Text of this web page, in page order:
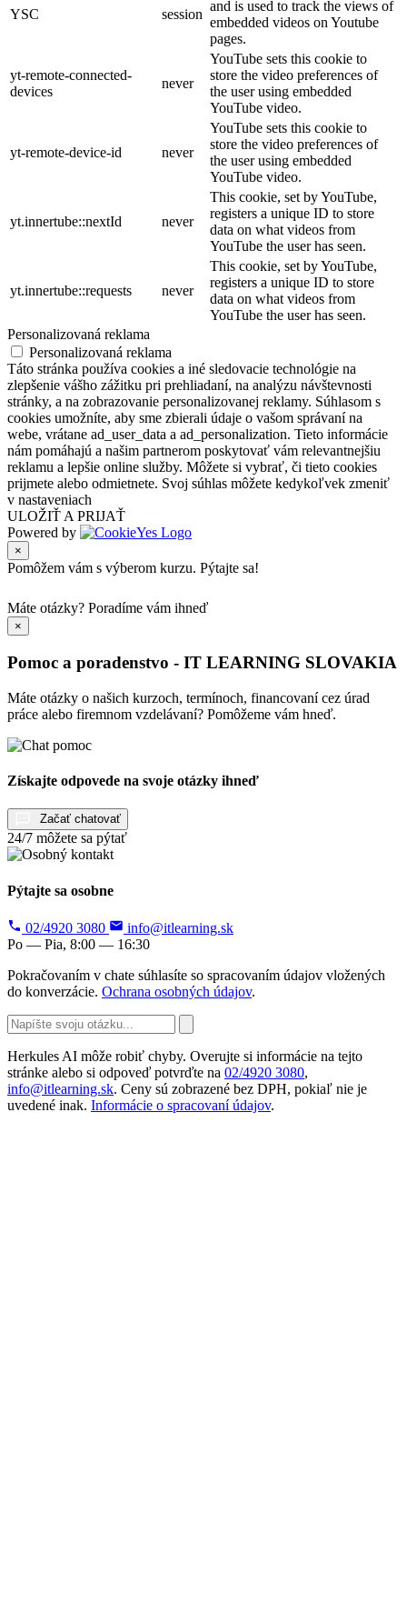
YSC session
and is used to track the views of
embedded videos on Youtube
pages.
yt-remote-connected-
devices
never
YouTube sets this cookie to
store the video preferences of
the user using embedded
YouTube video.
yt-remote-device-id never
YouTube sets this cookie to
store the video preferences of
the user using embedded
YouTube video.
yt.innertube::nextId never
This cookie, set by YouTube,
registers a unique ID to store
data on what videos from
YouTube the user has seen.
yt.innertube::requests never
This cookie, set by YouTube,
registers a unique ID to store
data on what videos from
YouTube the user has seen.
Personalizovaná reklama
Personalizovaná reklama
Táto stránka používa cookies a iné sledovacie technológie na
zlepšenie vášho zážitku pri prehliadaní, na analýzu návštevnosti
stránky, a na zobrazovanie personalizovanej reklamy. Súhlasom s
cookies umožníte, aby sme zbierali údaje o vašom správaní na
webe, vrátane ad_user_data a ad_personalization. Tieto informácie
nám pomáhajú a našim partnerom poskytovať vám relevantnejšiu
reklamu a lepšie online služby. Môžete si vybrať, či tieto cookies
prijmete alebo odmietnete. Svoj súhlas môžete kedykoľvek zmeniť
v nastaveniach
ULOŽIŤ A PRIJAŤ
Powered by
×
Pomôžem vám s výberom kurzu. Pýtajte sa!
Máte otázky? Poradíme vám ihneď
×
Pomoc a poradenstvo - IT LEARNING SLOVAKIA
Máte otázky o našich kurzoch, termínoch, financovaní cez úrad
práce alebo firemnom vzdelávaní? Pomôžeme vám hneď.
Získajte odpovede na svoje otázky ihneď
Začať chatovať
24/7 môžete sa pýtať
Pýtajte sa osobne
02/4920 3080
info@itlearning.sk
Po — Pia, 8:00 — 16:30
Pokračovaním v chate súhlasíte so spracovaním údajov vložených
do konverzácie. Ochrana osobných údajov.
Herkules AI môže robiť chyby. Overujte si informácie na tejto
stránke alebo si odpoveď potvrďte na 02/4920 3080,
info@itlearning.sk. Ceny sú zobrazené bez DPH, pokiaľ nie je
uvedené inak. Informácie o spracovaní údajov.